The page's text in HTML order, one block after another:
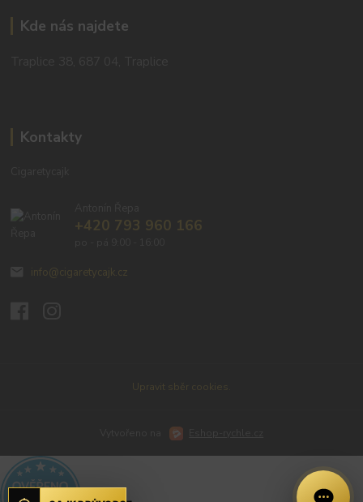
Kde nás najdete
Kontakty
+420 793 960 166
info@cigaretycajk.cz
Upravit sběr cookies.